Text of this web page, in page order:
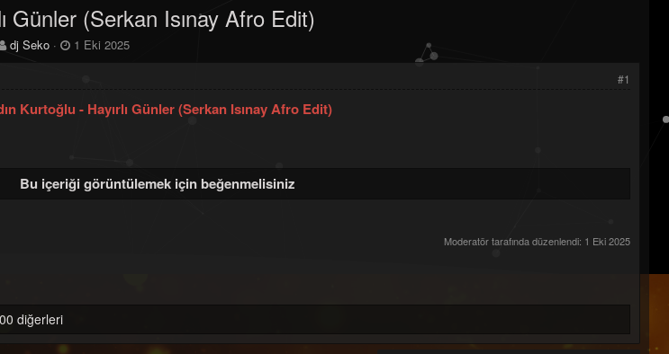
Günler (Serkan Isınay Afro Edit)
K
u
dj Seko
B
a
t
1 Eki 2025
#1
Kurtoğlu - Hayırlı Günler (Serkan Isınay Afro Edit)
Bu içeriği görüntülemek için beğenmelisiniz
Moderatör tarafında düzenlendi: 1 Eki 2025
diğerleri